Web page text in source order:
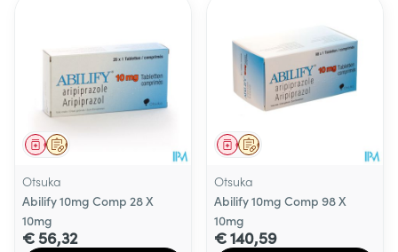
Op voorschrift
Geneesmiddel
Otsuka
Abilify 10mg Comp 28 X
10mg
€ 56,32
Op voorschrift
Geneesmiddel
Otsuka
Abilify 10mg Comp 98 X
10mg
€ 140,59